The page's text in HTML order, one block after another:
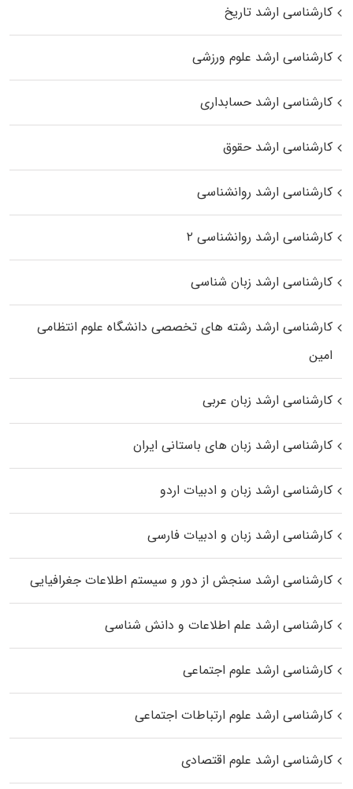
کارشناسی ارشد تاریخ
کارشناسی ارشد علوم ورزشی
کارشناسی ارشد حسابداری
کارشناسی ارشد حقوق
کارشناسی ارشد روانشناسی
کارشناسی ارشد روانشناسی ۲
کارشناسی ارشد زبان شناسی
کارشناسی ارشد رﺷﺘﻪ ﻫﺎی تخصصی داﻧﺸﮕﺎه ﻋﻠﻮم انتظامی
اﻣﻴﻦ
کارشناسی ارشد زبان عربی
کارشناسی ارشد زبان‌ های باستانی ایران
کارشناسی ارشد زبان و ادبیات اردو
کارشناسی ارشد زبان و ادبیات فارسی
کارشناسی ارشد سنجش از دور و سیستم اطلاعات جغرافیایی
کارشناسی ارشد علم اطلاعات و دانش شناسی
کارشناسی ارشد علوم اجتماعی
کارشناسی ارشد علوم ارتباطات اجتماعی
کارشناسی ارشد علوم اقتصادی